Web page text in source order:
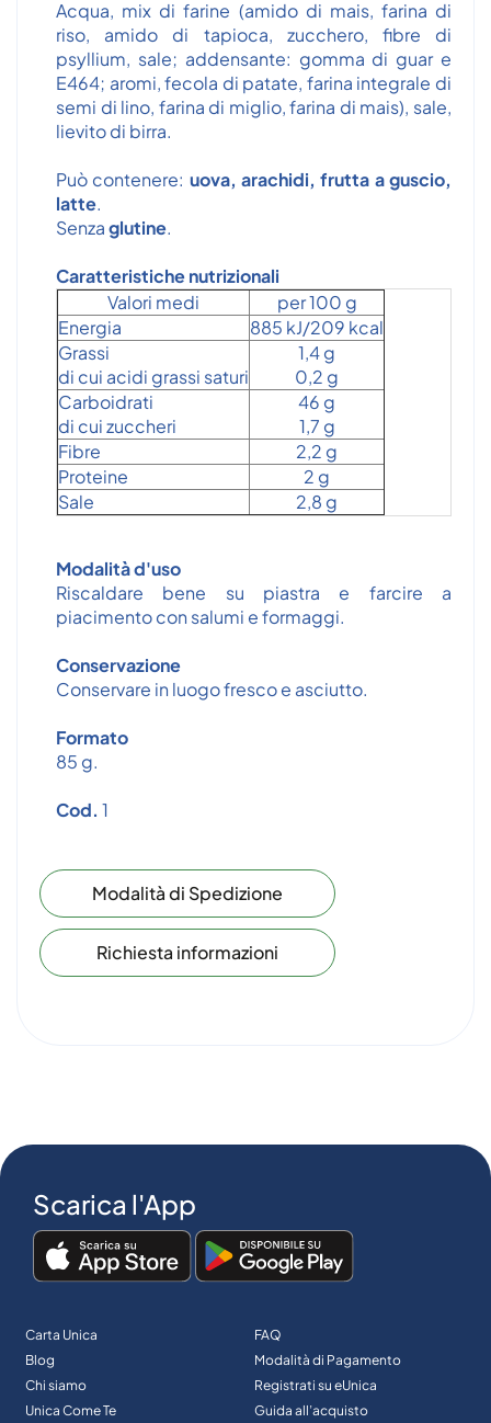
Acqua, mix di farine (amido di mais, farina di
riso, amido di tapioca, zucchero, fibre di
psyllium, sale; addensante: gomma di guar e
E464; aromi, fecola di patate, farina integrale di
semi di lino, farina di miglio, farina di mais), sale,
lievito di birra.
Può contenere: uova, arachidi, frutta a guscio,
latte.
Senzaglutine.
Caratteristiche nutrizionali
Valori medi
per 100 g
Energia
885 kJ/209 kcal
Grassi
di cui acidi grassi saturi
1,4 g
0,2 g
Carboidrati
di cui zuccheri
46 g
1,7 g
Fibre
2,2 g
Proteine
2 g
Sale
2,8 g
Modalità d'uso
Riscaldare bene su piastra e farcire a
piacimento con salumi e formaggi.
Conservazione
Conservare in luogo fresco e asciutto.
Formato
85 g.
Cod. 1
Modalità di Spedizione
Richiesta informazioni
Scarica l'App
Carta Unica
Blog
Chi siamo
Unica Come Te
FAQ
Modalità di Pagamento
Registrati su eUnica
Guida all’acquisto